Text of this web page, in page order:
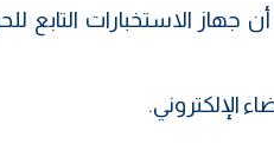
جهاز الاستخبارات التابع
الإلكتروني.